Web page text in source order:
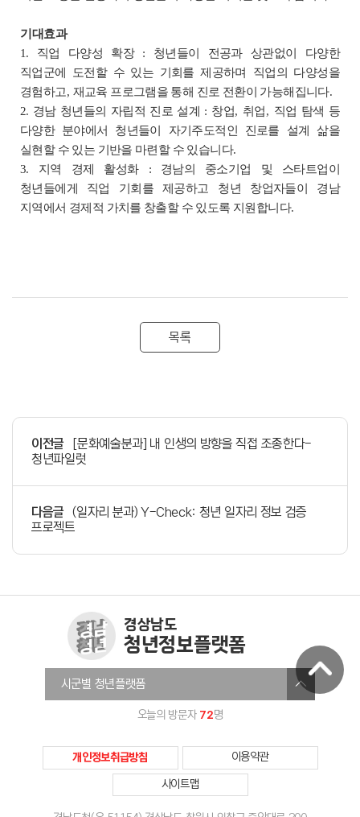
기대효과
1. 직업 다양성 확장 : 청년들이 전공과 상관없이 다양한
직업군에 도전할 수 있는 기회를 제공하며
직업의 다양성을
경험하고, 재교육 프로그램을 통해 진로 전환이 가능해집니다.
2. 경남 청년들의 자립적 진로 설계 : 창업, 취업, 직업 탐색 등
다양한 분야에서 청년들이 자기주도적인 진로를 설계삶을
실현할 수 있는 기반을 마련할 수 있습니다.
3. 지역 경제 활성화 : 경남의 중소기업 및 스타트업이
청년들에게 직업 기회를 제공하고
청년 창업자들이 경남
지역에서 경제적 가치를 창출할 수 있도록 지원합니다.
목록
이전글
[문화예술분과] 내 인생의 방향을 직접 조종한다-
청년파일럿
다음글
(일자리 분과) Y-Check: 청년 일자리 정보 검증
프로젝트
경상남도
청년정보플랫폼
개인정보취급방침 이용약관
사이트맵
창원청년정보플랫폼
진주시청년온라인플랫폼
김해청년다움
거제YOUTH청년정보플랫폼
시군별 청년플랫폼
오늘의 방문자 72명